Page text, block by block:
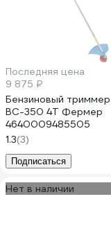
Последняя цена
9 875 ₽
Бензиновый
BC-350 4T Фермер
4640009485505
1.3(3)
Подписаться
Нет в наличии